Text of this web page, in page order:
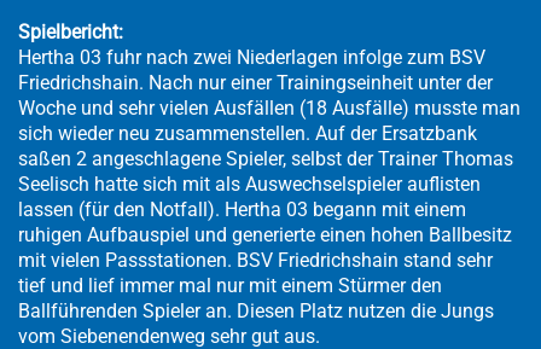
Spielbericht:
Hertha 03 fuhr nach zwei Niederlagen infolge zum BSV
Friedrichshain. Nach nur einer Trainingseinheit unter der
Woche und sehr vielen Ausfällen (18 Ausfälle) musste man
sich wieder neu zusammenstellen. Auf der Ersatzbank
saßen 2 angeschlagene Spieler, selbst der Trainer Thomas
Seelisch hatte sich mit als Auswechselspieler auflisten
lassen (für den Notfall). Hertha 03 begann mit einem
ruhigen Aufbauspiel und generierte einen hohen Ballbesitz
mit vielen Passstationen. BSV Friedrichshain stand sehr
tief und lief immer mal nur mit einem Stürmer den
Ballführenden Spieler an. Diesen Platz nutzen die Jungs
vom Siebenendenweg sehr gut aus.